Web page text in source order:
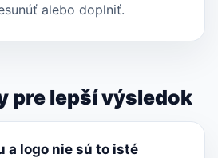
alebo doplniť.
pre lepší výsledok
a logo nie sú to isté